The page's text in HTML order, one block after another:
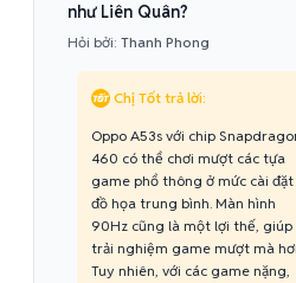
như Liên Quân?
Hỏi bởi: Thanh Phong
Chị Tốt trả lời:
Oppo A53s với chip
460 có thể chơi mượt các tựa
game phổ thông ở mức cài đặt
đồ họa trung bình. Màn hình
90Hz cũng là một lợi thế, giúp
trải nghiệm game mượt mà
Tuy nhiên, với các game nặng,